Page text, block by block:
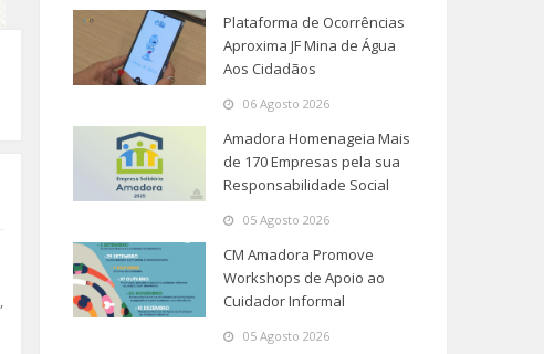
Plataforma de Ocorrências
Aproxima JF Mina de Água
Aos Cidadãos
06 Agosto 2026
Amadora Homenageia Mais
de 170 Empresas pela sua
Responsabilidade Social
05 Agosto 2026
CM Amadora Promove
Workshops de Apoio ao
Cuidador Informal
05 Agosto 2026